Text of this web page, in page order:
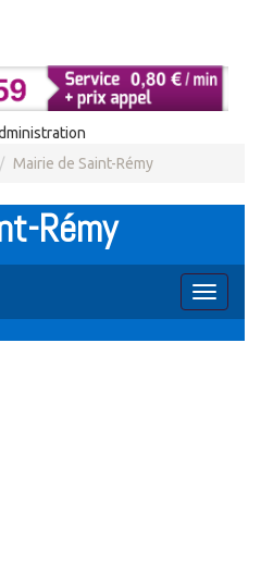
Mairie de Saint-Rémy
Rémy
Toggle